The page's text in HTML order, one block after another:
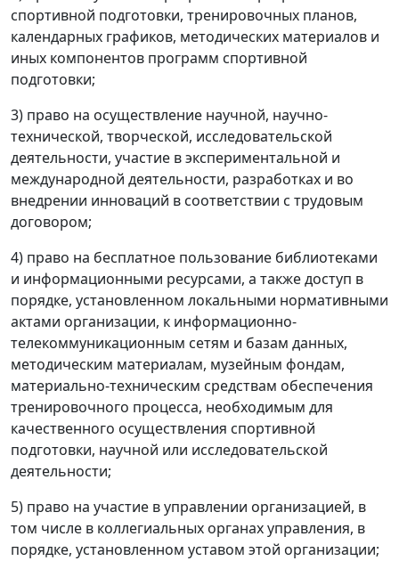
спортивной подготовки, тренировочных планов,
календарных графиков, методических материалов и
иных компонентов программ спортивной
подготовки;
3) право на осуществление научной, научно-
технической, творческой, исследовательской
деятельности, участие в экспериментальной и
международной деятельности, разработках и во
внедрении инноваций в соответствии с трудовым
договором;
4) право на бесплатное пользование библиотеками
и информационными ресурсами, а также доступ в
порядке, установленном локальными нормативными
актами организации, к информационно-
телекоммуникационным сетям и базам данных,
методическим материалам, музейным фондам,
материально-техническим средствам обеспечения
тренировочного процесса, необходимым для
качественного осуществления спортивной
подготовки, научной или исследовательской
деятельности;
5) право на участие в управлении организацией, в
том числе в коллегиальных органах управления, в
порядке, установленном уставом этой организации;